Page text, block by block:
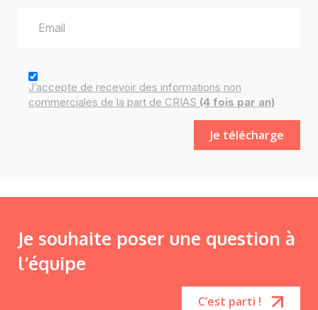
J’accepte de recevoir des informations non
commerciales de la part de CRIAS (4 fois par an)
Je souhaite poser une question à
l’équipe
C’est parti !